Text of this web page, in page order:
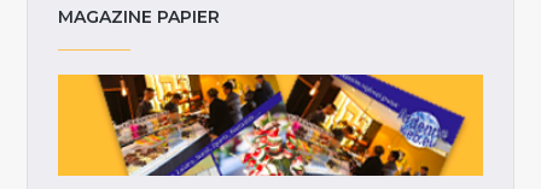
MAGAZINE PAPIER